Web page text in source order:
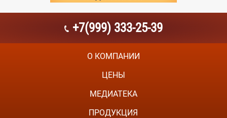
+7(999) 333-25-39
О КОМПАНИИ
ЦЕНЫ
МЕДИАТЕКА
ПРОДУКЦИЯ